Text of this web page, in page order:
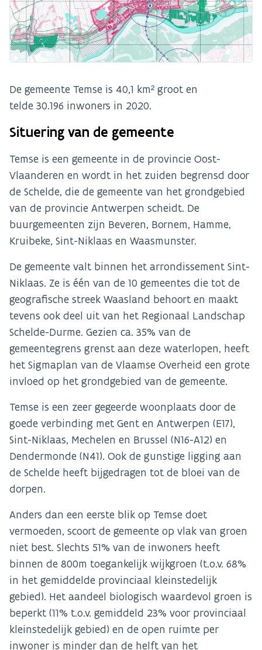
De gemeente Temse is 40,1 km² groot en
telde 30.196 inwoners in 2020.
Situering van de gemeente
Temse is een gemeente in de provincie Oost-
Vlaanderen en wordt in het zuiden begrensd door
de Schelde, die de gemeente van het grondgebied
van de provincie Antwerpen scheidt. De
buurgemeenten zijn Beveren, Bornem, Hamme,
Kruibeke, Sint-Niklaas en Waasmunster.
De gemeente valt binnen het arrondissement Sint-
Niklaas. Ze is één van de 10 gemeentes die tot de
geografische streek Waasland behoort en maakt
tevens ook deel uit van het Regionaal Landschap
Schelde-Durme. Gezien ca. 35% van de
gemeentegrens grenst aan deze waterlopen, heeft
het Sigmaplan van de Vlaamse Overheid een grote
invloed op het grondgebied van de gemeente.
Temse is een zeer gegeerde woonplaats door de
goede verbinding met Gent en Antwerpen (E17),
Sint-Niklaas, Mechelen en Brussel (N16-A12) en
Dendermonde (N41). Ook de gunstige ligging aan
de Schelde heeft bijgedragen tot de bloei van de
dorpen.
Anders dan een eerste blik op Temse doet
vermoeden, scoort de gemeente op vlak van groen
niet best. Slechts 51% van de inwoners heeft
binnen de 800m toegankelijk wijkgroen (t.o.v. 68%
in het gemiddelde provinciaal kleinstedelijk
gebied). Het aandeel biologisch waardevol groen is
beperkt (11% t.o.v. gemiddeld 23% voor provinciaal
kleinstedelijk gebied) en de open ruimte per
inwoner is minder dan de helft van het